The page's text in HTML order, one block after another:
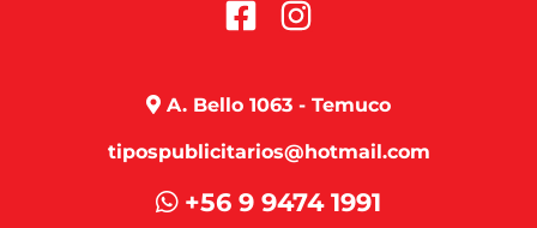
A. Bello 1063 - Temuco
tipospublicitarios@hotmail.com
+56 9 9474 1991